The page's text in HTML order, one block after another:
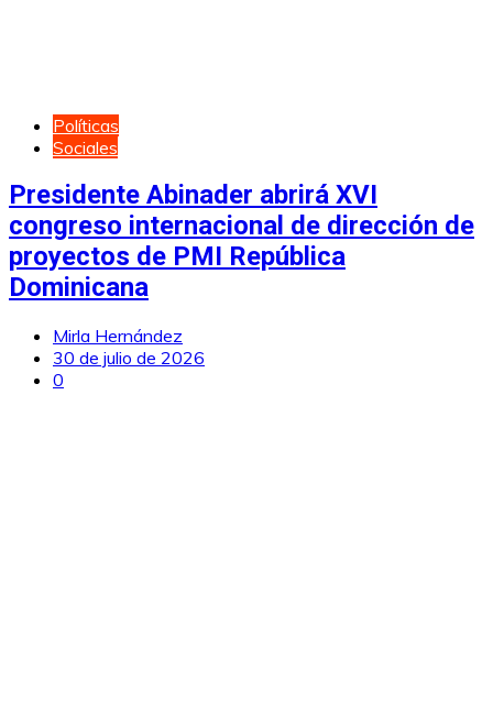
Políticas
Sociales
Presidente Abinader abrirá XVI
congreso internacional de dirección de
proyectos de PMI República
Dominicana
Mirla Hernández
30 de julio de 2026
0